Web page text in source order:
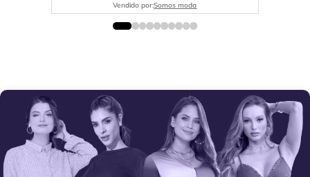
Vendido por:Somos moda